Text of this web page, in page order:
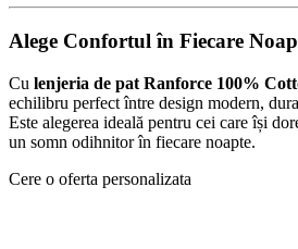
Alege Confortul în Fiecare
Cu lenjeria de pat Ranforce 100%
echilibru perfect între design modern,
Este alegerea ideală pentru cei care își
un somn odihnitor în fiecare noapte.
Cere o oferta personalizata